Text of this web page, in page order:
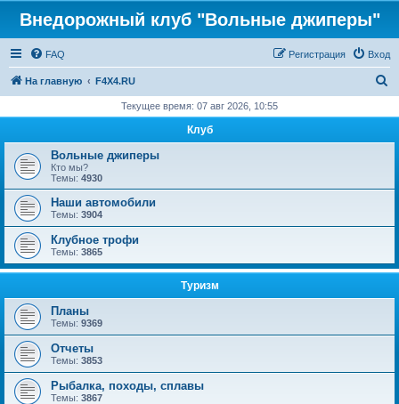
Внедорожный клуб "Вольные джиперы"
FAQ Вход
Регистрация
На главную F4X4.RU
с
Текущее время: 07 авг 2026, 10:55
Клуб
Вольные джиперы
Кто мы?
Темы: 4930
Наши автомобили
Темы: 3904
Клубное трофи
Темы: 3865
Туризм
Планы
Темы: 9369
Отчеты
Темы: 3853
Рыбалка, походы, сплавы
Темы: 3867